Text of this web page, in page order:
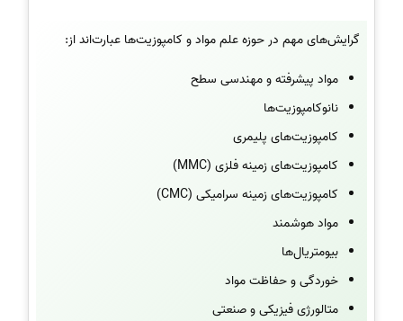
گرایش‌های مهم در حوزه علم مواد و کامپوزیت‌ها عبارت‌اند از:
مواد پیشرفته و مهندسی سطح
نانوکامپوزیت‌ها
کامپوزیت‌های پلیمری
کامپوزیت‌های زمینه فلزی (MMC)
کامپوزیت‌های زمینه سرامیکی (CMC)
مواد هوشمند
بیومتریال‌ها
خوردگی و حفاظت مواد
متالورژی فیزیکی و صنعتی